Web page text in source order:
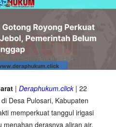
| Deraphukum.click| 22
Desa Pulosari, Kabupaten
memperkuat tanggul irigasi
derasnya aliran air.